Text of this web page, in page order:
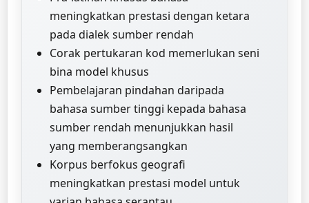
meningkatkan prestasi dengan ketara
pada dialek sumber rendah
Corak pertukaran kod memerlukan seni
bina model khusus
Pembelajaran pindahan daripada
bahasa sumber tinggi kepada bahasa
sumber rendah menunjukkan hasil
yang memberangsangkan
Korpus berfokus geografi
meningkatkan prestasi model untuk